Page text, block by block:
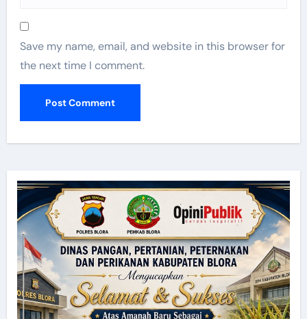
Save my name, email, and website in this browser for
the next time I comment.